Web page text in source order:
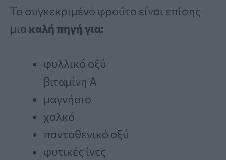
Το συγκεκριμένο φρούτο είναι επίσης
μια καλή πηγή για:
φυλλικό οξύ
βιταμίνη Α
μαγνήσιο
χαλκό
παντοθενικό οξύ
φυτικές ίνες